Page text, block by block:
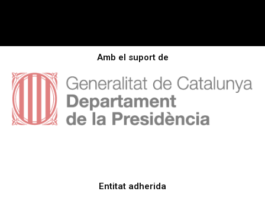
Amb el suport de
Entitat adherida